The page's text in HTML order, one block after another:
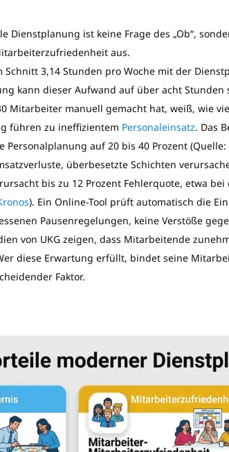
Dienstplanung ist keine Frage des „Ob“,
aus.
3,14 Stunden pro Woche mit der
kann dieser Aufwand auf über acht
Mitarbeiter manuell gemacht hat, weiß, wie
führen zu ineffizientem Personaleinsatz. Das
auf 20 bis 40 Prozent (Quelle:
überbesetzte Schichten
bis zu 12 Prozent Fehlerquote, etwa
). Ein Online-Tool prüft automatisch die
Pausenregelungen, keine Verstöße
von UKG zeigen, dass Mitarbeitende
diese Erwartung erfüllt, bindet seine
Faktor.